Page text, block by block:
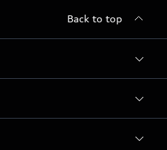
Back to top